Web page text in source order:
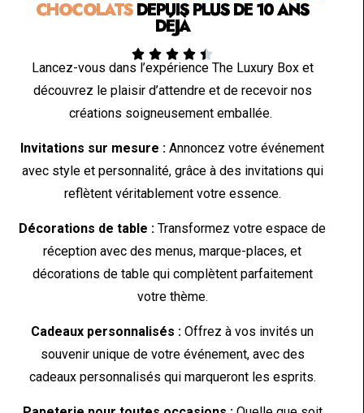
CHOCOLATSDEPUIS PLUS DE 10 ANS
DÉJÀ
    
Lancez-vous dans l’expérience The Luxury Box et
découvrez le plaisir d’attendre et de recevoir nos
créations soigneusement emballée.
Invitations sur mesure : Annoncez votre événement
avec style et personnalité, grâce à des invitations qui
reflètent véritablement votre essence.
Décorations de table : Transformez votre espace de
réception avec des menus, marque-places, et
décorations de table qui complètent parfaitement
votre thème.
Cadeaux personnalisés : Offrez à vos invités un
souvenir unique de votre événement, avec des
cadeaux personnalisés qui marqueront les esprits.